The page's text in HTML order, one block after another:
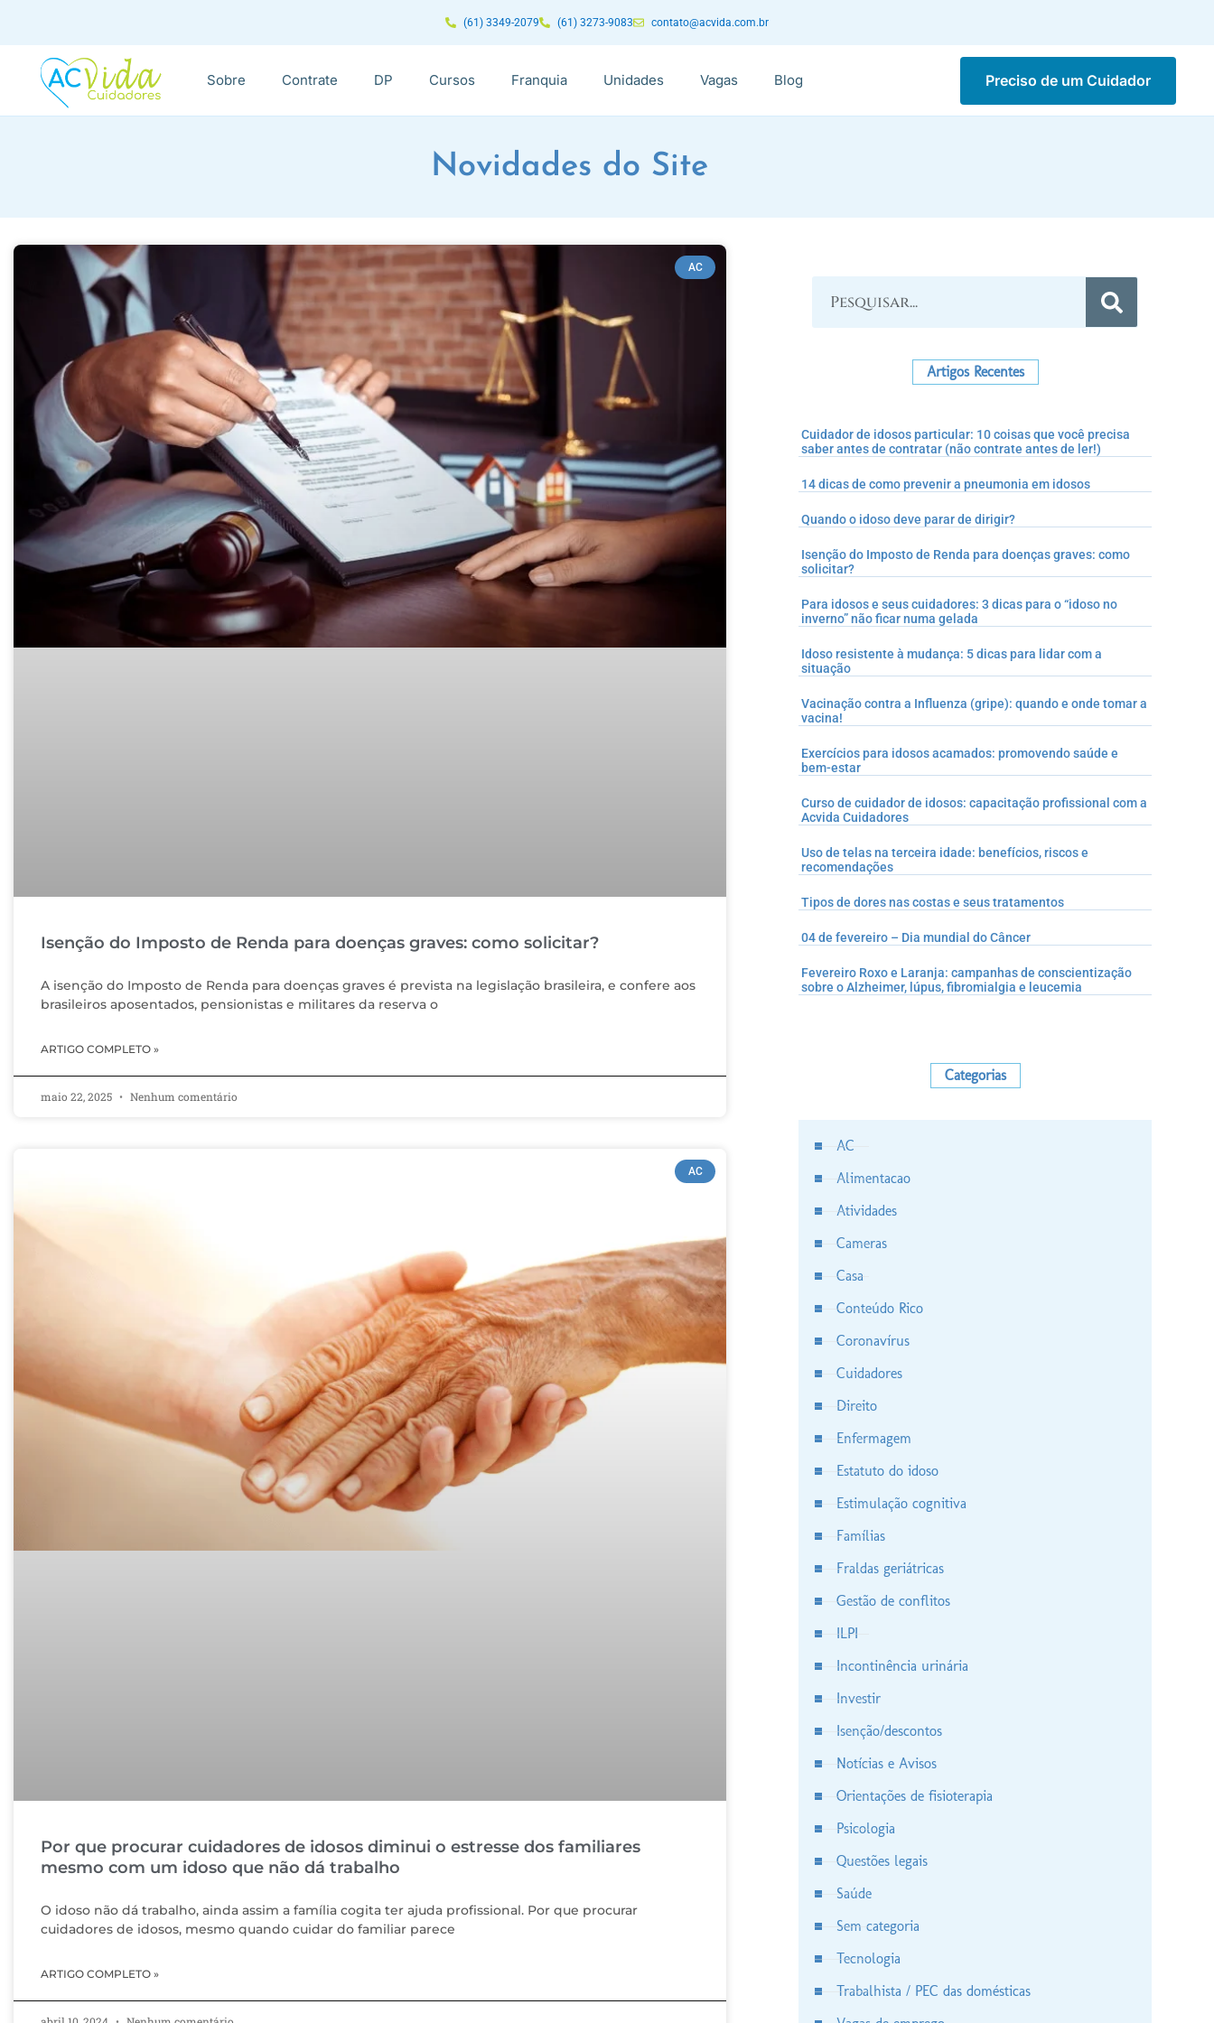
(61) 3349-2079 (61) 3273-9083 contato@acvida.com.br
Sobre Contrate DP Cursos Franquia Unidades Vagas Blog Preciso de um Cuidador
Novidades do Site
AC
Isenção do Imposto de Renda para doenças graves: como solicitar?
A isenção do Imposto de Renda para doenças graves é prevista na legislação brasileira, e confere aos
brasileiros aposentados, pensionistas e militares da reserva o
ARTIGO COMPLETO »
maio 22, 2025 Nenhum comentário
AC
Por que procurar cuidadores de idosos diminui o estresse dos familiares
mesmo com um idoso que não dá trabalho
O idoso não dá trabalho, ainda assim a família cogita ter ajuda profissional. Por que procurar
cuidadores de idosos, mesmo quando cuidar do familiar parece
ARTIGO COMPLETO »
Artigos Recentes
Cuidador de idosos particular: 10 coisas que você precisa
saber antes de contratar (não contrate antes de ler!)
14 dicas de como prevenir a pneumonia em idosos
Quando o idoso deve parar de dirigir?
Isenção do Imposto de Renda para doenças graves: como
solicitar?
Para idosos e seus cuidadores: 3 dicas para o “idoso no
inverno” não ficar numa gelada
Idoso resistente à mudança: 5 dicas para lidar com a
situação
Vacinação contra a Influenza (gripe): quando e onde tomar a
vacina!
Exercícios para idosos acamados: promovendo saúde e
bem-estar
Curso de cuidador de idosos: capacitação profissional com a
Acvida Cuidadores
Uso de telas na terceira idade: benefícios, riscos e
recomendações
Tipos de dores nas costas e seus tratamentos
04 de fevereiro – Dia mundial do Câncer
Fevereiro Roxo e Laranja: campanhas de conscientização
sobre o Alzheimer, lúpus, fibromialgia e leucemia
Categorias
AC
Alimentacao
Atividades
Cameras
Casa
Conteúdo Rico
Coronavírus
Cuidadores
Direito
Enfermagem
Estatuto do idoso
Estimulação cognitiva
Famílias
Fraldas geriátricas
Gestão de conflitos
ILPI
Incontinência urinária
Investir
Isenção/descontos
Notícias e Avisos
Orientações de fisioterapia
Psicologia
Questões legais
Saúde
Sem categoria
Tecnologia
Trabalhista / PEC das domésticas